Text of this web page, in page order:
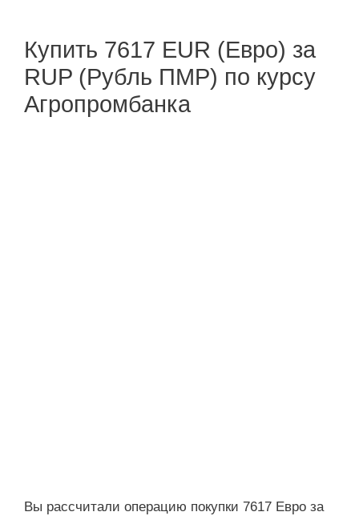
Купить 7617 EUR (Евро) за
RUP (Рубль ПМР) по курсу
Агропромбанка
Вы рассчитали операцию покупки 7617 Евро за